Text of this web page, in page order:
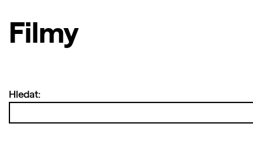
Filmy
Hledat: